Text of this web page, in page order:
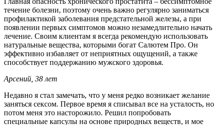
течение болезни, поэтому очень важно регулярно заниматься
профилактикой заболевания предстательной железы, а при
появлении первых симптомов можно незамедлительно начать
лечение. Своим клиентам я всегда рекомендую использовать
натуральные вещества, которыми богат Салютем Про. Он
эффективно избавляет от неприятных ощущений, а также
способствует поддержанию мужского здоровья.
Арсений, 38 лет
Недавно я стал замечать, что у меня редко возникает желание
заняться сексом. Первое время я списывал все на усталость, но
потом меня это насторожило. Решил попробовать
специальные капсулы на основе природных веществ, и мое